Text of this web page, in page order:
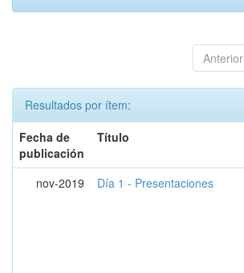
Anterior
Resultados por ítem:
Fecha de
publicación
Título
nov-2019 Día 1 - Presentaciones